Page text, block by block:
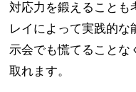
対応力を鍛えることも
レイによって実践的な
示会でも慌てることな
取れます。